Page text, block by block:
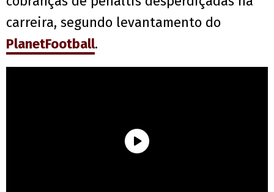
carreira, segundo levantamento do
PlanetFootball.